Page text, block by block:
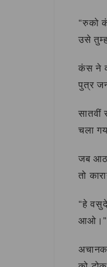
“रुको
उसे
कंस ने
पुत्र
सातवीं
चला
जब
तो
“हे
आओ।”
अचानक